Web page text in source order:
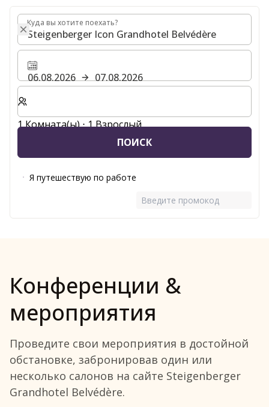
Куда вы хотите поехать?
Куда вы хотите поехать?
06.08.2026
07.08.2026
Выберите количество комнат и гостей для вашего
1 Комната(ы) ⋅ 1 Взрослый
ПОИСК
Я путешествую по работе
Введите промокод
Конференции &
мероприятия
Проведите свои мероприятия в достойной
обстановке, забронировав один или
несколько салонов на сайте Steigenberger
Grandhotel Belvédère.